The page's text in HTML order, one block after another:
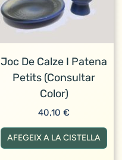
Joc De Calze I Patena
Petits (consultar
Color)
40,10€
AFEGEIX A LA CISTELLA